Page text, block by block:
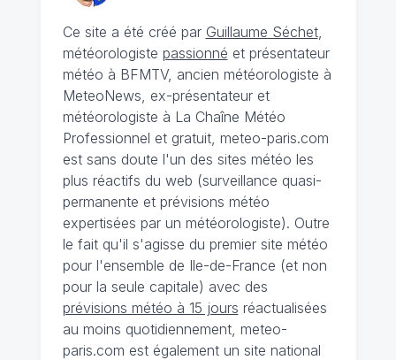
Ce site a été créé par Guillaume Séchet,
météorologiste passionné et présentateur
météo à BFMTV, ancien météorologiste à
MeteoNews, ex-présentateur et
météorologiste à La Chaîne Météo
Professionnel et gratuit, meteo-paris.com
est sans doute l'un des sites météo les
plus réactifs du web (surveillance quasi-
permanente et prévisions météo
expertisées par un météorologiste). Outre
le fait qu'il s'agisse du premier site météo
pour l'ensemble de Ile-de-France (et non
pour la seule capitale) avec des
prévisions météo à 15 jours réactualisées
au moins quotidiennement, meteo-
paris.com est également un site national